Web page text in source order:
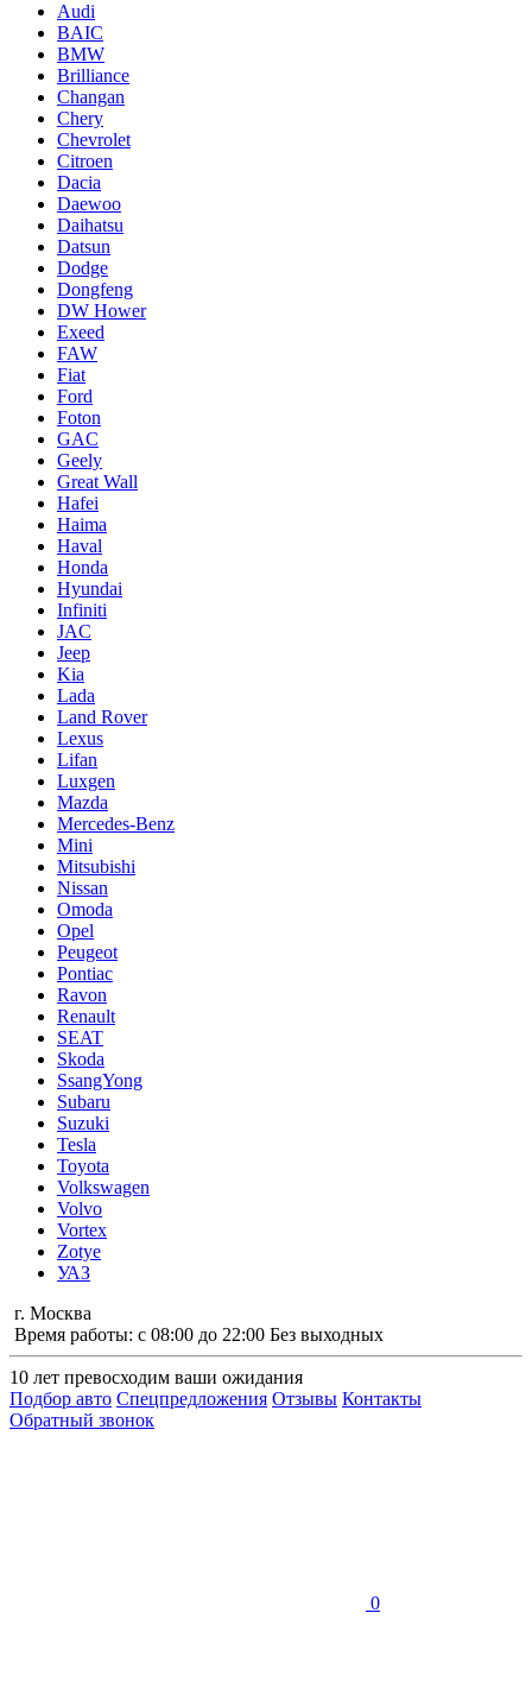
Audi
BAIC
BMW
Brilliance
Changan
Chery
Chevrolet
Citroen
Dacia
Daewoo
Daihatsu
Datsun
Dodge
Dongfeng
DW Hower
Exeed
FAW
Fiat
Ford
Foton
GAC
Geely
Great Wall
Hafei
Haima
Haval
Honda
Hyundai
Infiniti
JAC
Jeep
Kia
Lada
Land Rover
Lexus
Lifan
Luxgen
Mazda
Mercedes-Benz
Mini
Mitsubishi
Nissan
Omoda
Opel
Peugeot
Pontiac
Ravon
Renault
SEAT
Skoda
SsangYong
Subaru
Suzuki
Tesla
Toyota
Volkswagen
Volvo
Vortex
Zotye
УАЗ
г. Москва
Время работы: с 08:00 до 22:00 Без выходных
10 лет превосходим ваши ожидания
Подбор авто Спецпредложения Отзывы Контакты
Обратный звонок
0